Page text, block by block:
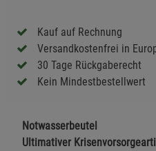
Kauf auf Rechnung
Versandkostenfrei in
30 Tage Rückgaberecht
Kein Mindestbestellwert
Notwasserbeutel
Ultimativer